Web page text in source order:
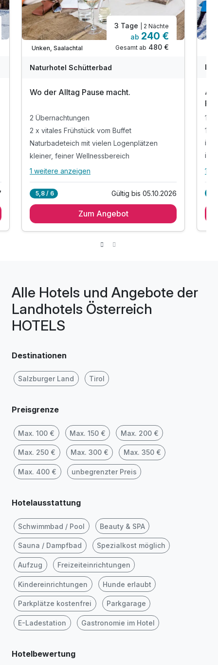
Unken, Saalachtal
3 Tage | 2 Nächte
ab 240 €
Gesamt ab 480 €
Naturhotel Schütterbad
Wo der Alltag Pause macht.
2 Übernachtungen
2 x vitales Frühstück vom Buffet
Naturbadeteich mit vielen Logenplätzen
kleiner, feiner Wellnessbereich
Alle Inklusivleistungen
2 x vitales Frühstück vom Buffet
1 weitere anzeigen
5,8 / 6 Gültig bis 05.10.2026
Zum Angebot
1
1 x
1
Alle Hotels und Angebote der
Landhotels Österreich
HOTELS
Destinationen
Salzburger Land Tirol
Preisgrenze
Max. 100 € Max. 150 € Max. 200 €
Max. 250 € Max. 300 € Max. 350 €
Max. 400 € unbegrenzter Preis
Hotelausstattung
Schwimmbad / Pool Beauty & SPA
Sauna / Dampfbad Spezialkost möglich
Aufzug Freizeiteinrichtungen
Kindereinrichtungen Hunde erlaubt
Parkplätze kostenfrei Parkgarage
E-Ladestation Gastronomie im Hotel
Hotelbewertung